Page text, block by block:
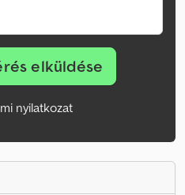
elküldése
nyilatkozat